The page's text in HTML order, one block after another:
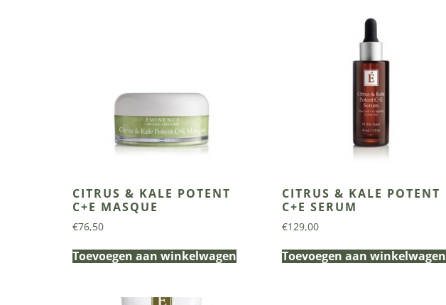
CITRUS & KALE POTENT
C+E MASQUE
€76,50
Toevoegen aan winkelwagen
CITRUS & KALE POTENT
C+E SERUM
€129,00
Toevoegen aan winkelwagen